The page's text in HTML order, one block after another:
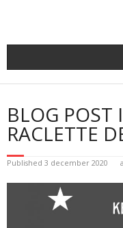
Bakhuys Buiten,
Reserveren & Bestellen
BLOG POST
RACLETTE
Published 3 december 2020